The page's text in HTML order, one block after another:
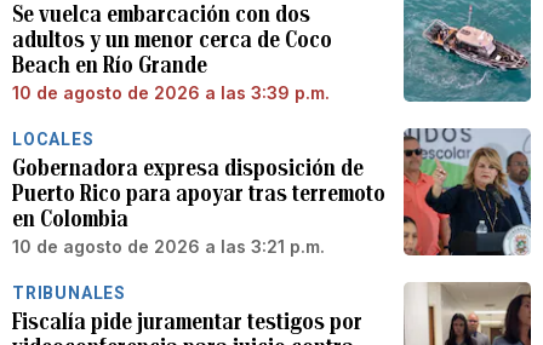
Se vuelca embarcación con dos
adultos y un menor cerca de Coco
Beach en Río Grande
10 de agosto de 2026 a las 3:39 p.m.
LOCALES
Gobernadora expresa disposición de
Puerto Rico para apoyar tras terremoto
en Colombia
10 de agosto de 2026 a las 3:21 p.m.
TRIBUNALES
Fiscalía pide juramentar testigos por